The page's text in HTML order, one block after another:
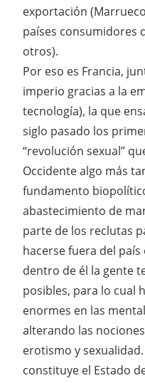
exportación
países consumidores
otros).
Por eso es Francia,
imperio gracias a la
tecnología), la que
siglo pasado los
“revolución sexual”
Occidente algo más
fundamento
abastecimiento de
parte de los reclutas
hacerse fuera del
dentro de él la gente
posibles, para lo cual
enormes en las
alterando las
erotismo y
constituye el Estado